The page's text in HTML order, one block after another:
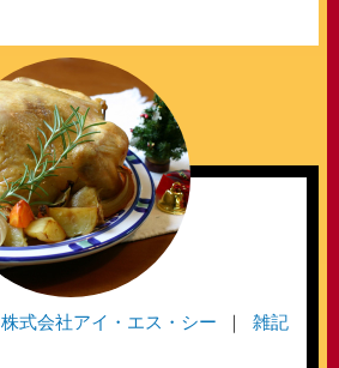
株式会社アイ・エス・シー 雑記